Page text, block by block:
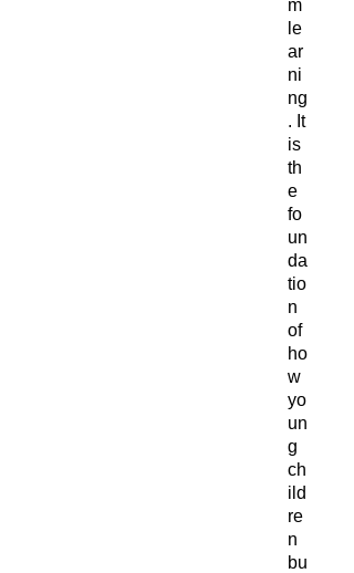
m
le
ar
ni
ng
. It
is
th
e
fo
un
da
tio
n
of
ho
w
yo
un
g
ch
ild
re
n
bu